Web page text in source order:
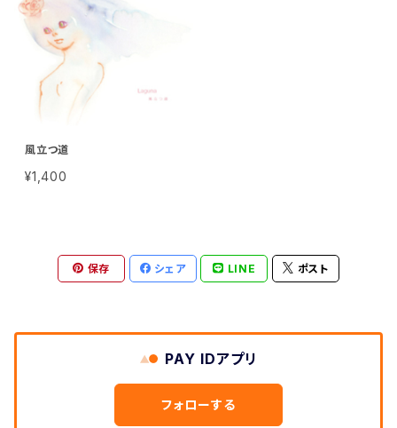
風立つ道
¥1,400
保存 シェア LINE ポスト
PAY IDアプリ
フォローする